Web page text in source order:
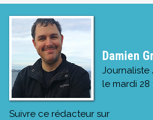
Damien
le mardi 28
Suivre ce rédacteur sur